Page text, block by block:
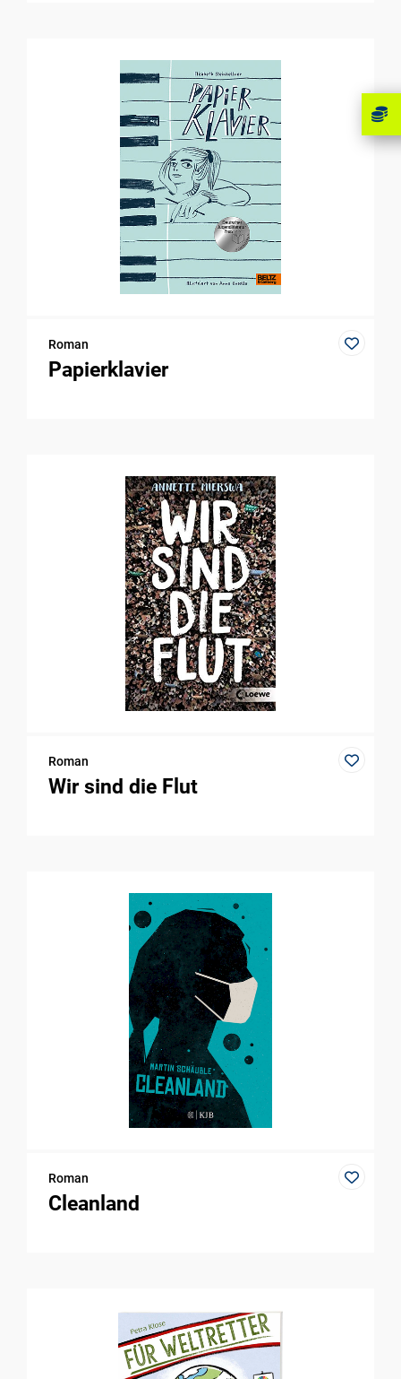
Roman
Papierklavier
Roman
Wir sind die Flut
Roman
Cleanland